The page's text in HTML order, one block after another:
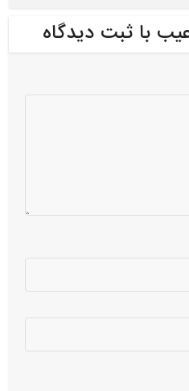
با ثبت دیدگاه